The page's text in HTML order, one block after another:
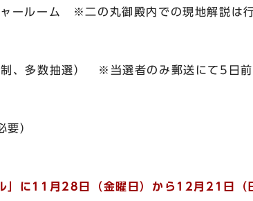
ルーム ※二の丸御殿内での現地解説は行
多数抽選） ※当選者のみ郵送にて5日前
）
に11月28日（金曜日）から12月21日（